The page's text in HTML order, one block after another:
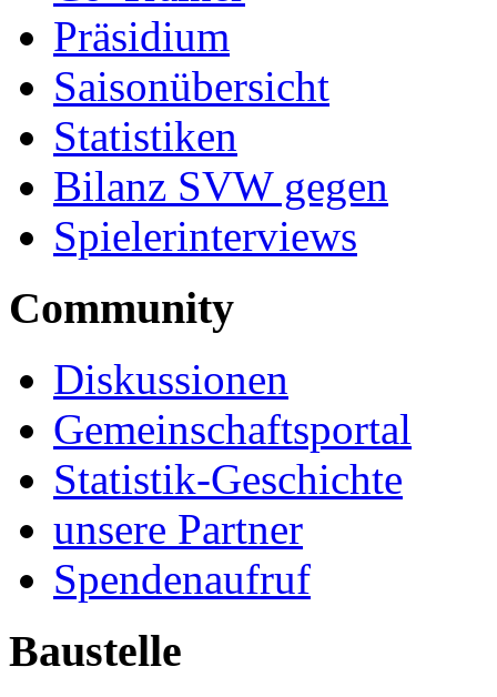
Präsidium
Saisonübersicht
Statistiken
Bilanz SVW gegen
Spielerinterviews
Community
Diskussionen
Gemeinschaftsportal
Statistik-Geschichte
unsere Partner
Spendenaufruf
Baustelle